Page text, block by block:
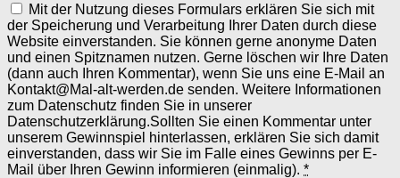
Mit der Nutzung dieses Formulars erklären Sie sich mit
der Speicherung und Verarbeitung Ihrer Daten durch diese
Website einverstanden. Sie können gerne anonyme Daten
und einen Spitznamen nutzen. Gerne löschen wir Ihre Daten
(dann auch Ihren Kommentar), wenn Sie uns eine E-Mail an
Kontakt@Mal-alt-werden.de senden. Weitere Informationen
zum Datenschutz finden Sie in unserer
Datenschutzerklärung.Sollten Sie einen Kommentar unter
unserem Gewinnspiel hinterlassen, erklären Sie sich damit
einverstanden, dass wir Sie im Falle eines Gewinns per E-
Mail über Ihren Gewinn informieren (einmalig). *